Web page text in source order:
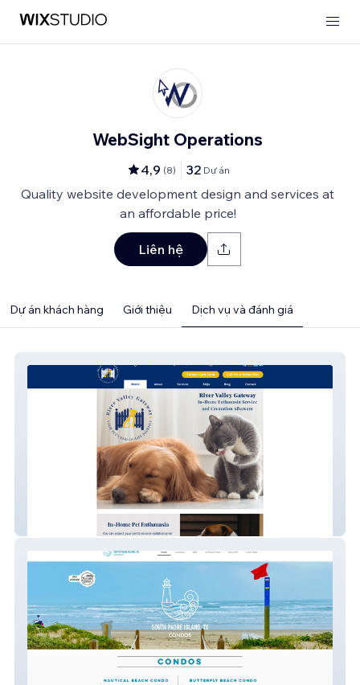
WebSight Operations
4,9 (8) 32 Dự án
Quality website development design and services at
an affordable price!
Liên hệ
Dự án khách hàng Giới thiệu Dịch vụ và đánh giá
Website Redesign and SEO - River Valley